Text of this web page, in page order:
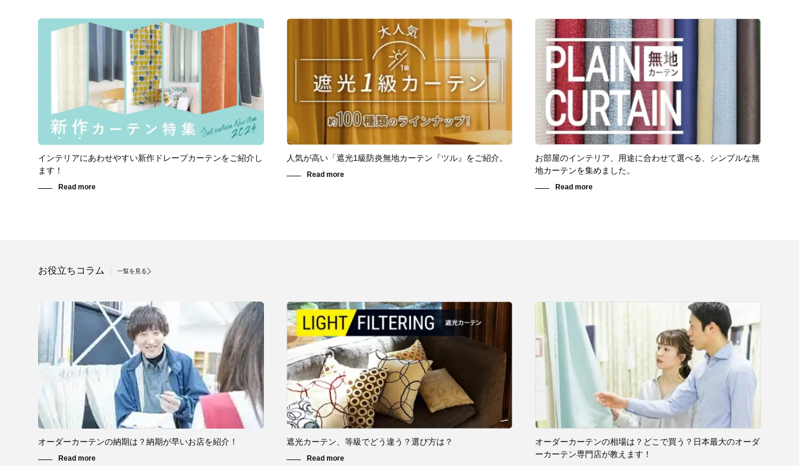
インテリアにあわせやすい新作ドレープカーテンをご紹介し
ます！
人気が高い「遮光1級防炎無地カーテン『ツル』をご紹介。
お部屋のインテリア、用途に合わせて選べる、シンプルな無
地カーテンを集めました。
お役立ちコラム 一覧を見る
オーダーカーテンの納期は？納期が早いお店を紹介！ 遮光カーテン、等級でどう違う？選び方は？
オーダーカーテンの相場は？どこで買う？日本最大のオーダ
ーカーテン専門店が教えます！